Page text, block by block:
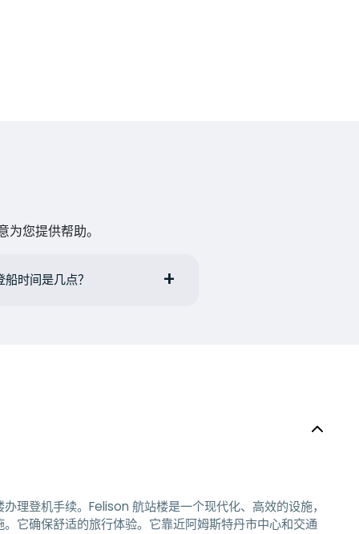
您提供帮助。
时间是几点？
理登机手续。Felison 航站楼是一个现代化、高效的设施，
它确保舒适的旅行体验。它靠近阿姆斯特丹市中心和交通